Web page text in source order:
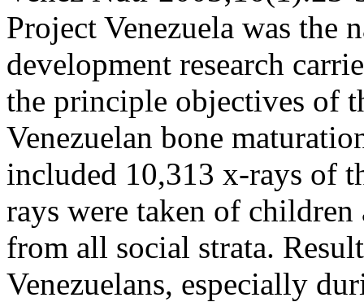
Project Venezuela was the
development research
the principle objectives of
Venezuelan bone
included 10,313 x-rays of
rays were taken of children
from all social strata.
Venezuelans, especially